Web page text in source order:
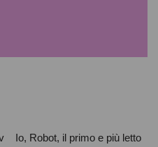
Io, Robot, il primo e più letto